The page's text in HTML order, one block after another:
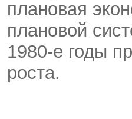
плановая
плановой
1980-е годы
роста.